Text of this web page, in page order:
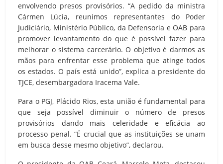
envolvendo presos provisórios. “A pedido da ministra
Cármen Lúcia, reunimos representantes do Poder
Judiciário, Ministério Público, da Defensoria e OAB para
promover levantamento do que é possível fazer para
melhorar o sistema carcerário. O objetivo é darmos as
mãos para enfrentar esse problema que atinge todos
os estados. O país está unido”, explica a presidente do
TJCE, desembargadora Iracema Vale.
Para o PGJ, Plácido Rios, esta união é fundamental para
que seja possível diminuir o número de presos
provisórios dando mais celeridade e eficácia ao
processo penal. “É crucial que as instituições se unam
em busca desse mesmo objetivo”, declarou.